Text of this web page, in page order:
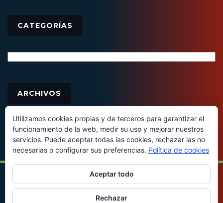
CATEGORÍAS
ARCHIVOS
© 2016 - Todos los derechos reservados
Utilizamos cookies propias y de terceros para garantizar el
funcionamiento de la web, medir su uso y mejorar nuestros
servicios. Puede aceptar todas las cookies, rechazar las no
necesarias o configurar sus preferencias. Política de cookies
Aceptar todo
Rechazar